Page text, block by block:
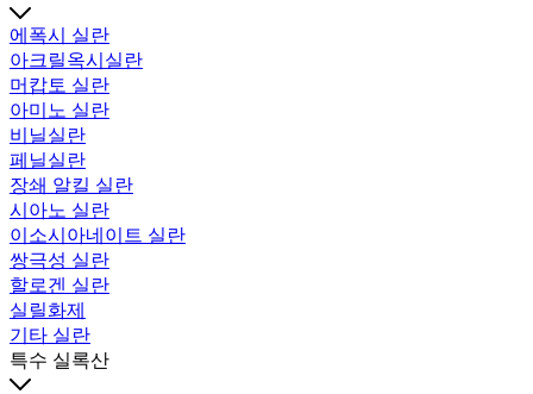
에폭시 실란
아크릴옥시실란
머캅토 실란
아미노 실란
비닐실란
페닐실란
장쇄 알킬 실란
시아노 실란
이소시아네이트 실란
쌍극성 실란
할로겐 실란
실릴화제
기타 실란
특수 실록산